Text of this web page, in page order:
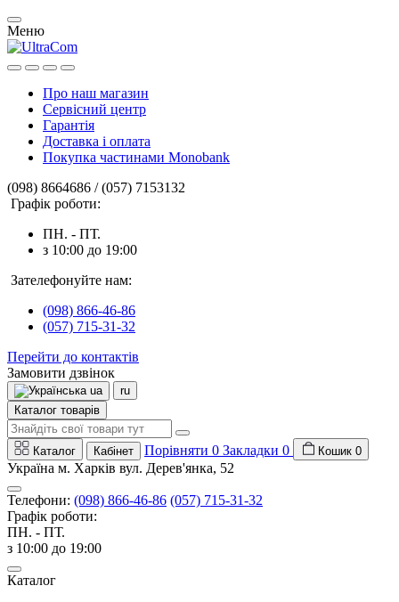
Меню
Про наш магазин
Сервісний центр
Гарантія
Доставка і оплата
Покупка частинами Monobank
(098) 8664686 / (057) 7153132
Графік роботи:
ПН. - ПТ.
з 10:00 до 19:00
Зателефонуйте нам:
(098) 866-46-86
(057) 715-31-32
Перейти до контактів
Замовити дзвінок
ua
ru
Каталог товарів
Каталог Кабінет Порівняти 0 Закладки 0 Кошик 0
Україна м. Харків вул. Дерев'янка, 52
Телефони: (098) 866-46-86 (057) 715-31-32
Графік роботи:
ПН. - ПТ.
з 10:00 до 19:00
Каталог